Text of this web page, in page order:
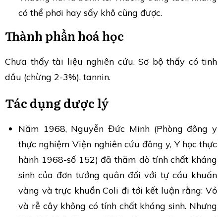
có thể phơi hay sấy khô cũng được.
Thành phần hoá học
Chưa thấy tài liệu nghiên cứu. Sơ bộ thấy có tinh
dầu (chừng 2-3%), tannin.
Tác dụng dược lý
Năm 1968, Nguyễn Đức Minh (Phòng đông y
thực nghiệm Viện nghiên cứu đông y, Y học thực
hành 1968-số 152) đã thăm dò tính chất kháng
sinh của đơn tướng quân đối với tự cầu khuẩn
vàng và trực khuẩn Coli đi tới kết luận rằng: Vỏ
và rễ cây không có tính chất kháng sinh. Nhưng